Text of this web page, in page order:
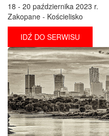
18 - 20 października 2023 r.
Zakopane - Kościelisko
IDŹ DO SERWISU